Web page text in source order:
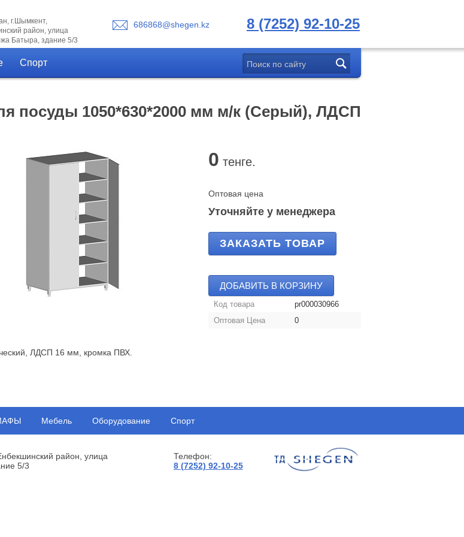
г.Шымкент,
район, улица
Батыра, здание 5/3
686868@shegen.kz 8 (7252) 92-10-25
Спорт
посуды 1050*630*2000 мм м/к (Серый), ЛДСП
0 тенге.
Оптовая цена
Уточняйте у менеджера
ЗАКАЗАТЬ ТОВАР
ДОБАВИТЬ В КОРЗИНУ
Код товара
pr000030966
Оптовая Цена
0
ЛДСП 16 мм, кромка ПВХ.
Мебель Оборудование Спорт
район, улица
5/3
Телефон:
8 (7252) 92-10-25